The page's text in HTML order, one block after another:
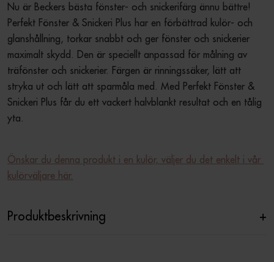
Nu är Beckers bästa fönster- och snickerifärg ännu bättre!
Perfekt Fönster & Snickeri Plus har en förbättrad kulör- och
glanshållning, torkar snabbt och ger fönster och snickerier
maximalt skydd. Den är speciellt anpassad för målning av
träfönster och snickerier. Färgen är rinningssäker, lätt att
stryka ut och lätt att sparmåla med. Med Perfekt Fönster &
Snickeri Plus får du ett vackert halvblankt resultat och en tålig
yta.
Önskar du denna produkt i en kulör, väljer du det enkelt i vår
kulörväljare här.
Produktbeskrivning +